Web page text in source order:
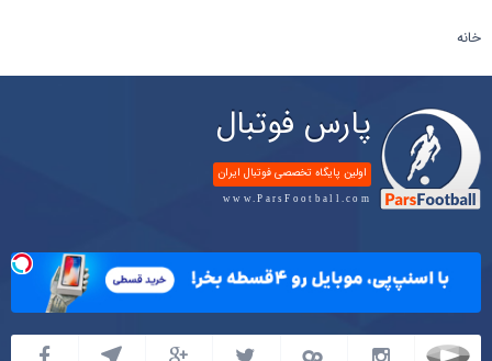
خانه
پارس فوتبال
اولین پایگاه تخصصی فوتبال ایران
www.ParsFootball.com